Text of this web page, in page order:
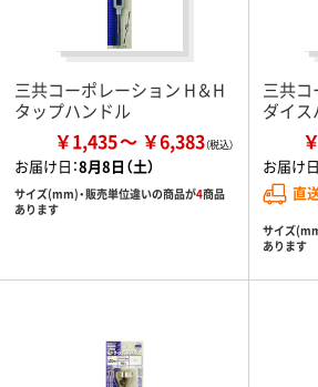
三共コーポレーション H＆H
タップハンドル
￥1,435 ￥6,383
お届け日：8月8日（土）
サイズ(mm)・販売単位違いの商品が4商品
あります
三共コ
ダイス
お届け日
直
サイズ
あります